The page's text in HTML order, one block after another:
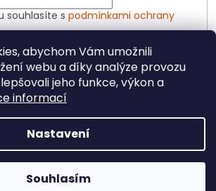
abychom Vám umožnili
webu a díky analýze provozu
jeho funkce, výkon a
informací
Nastavení
Souhlasím
souhlasíte s podmínkami ochrany
CeliakShop.cz. Všechna práva
vyhrazena.